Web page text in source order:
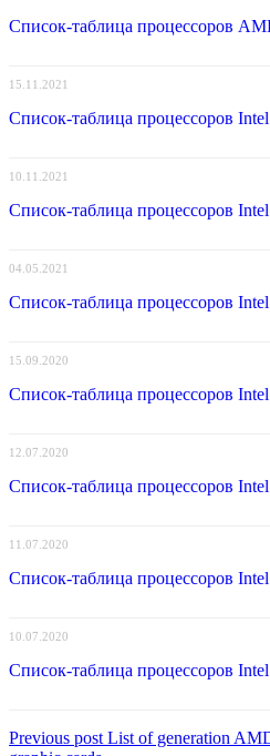
Список-таблица процессоров
15.11.2021
Список-таблица процессоров
10.11.2021
Список-таблица процессоров
04.05.2021
Список-таблица процессоров
15.09.2020
Список-таблица процессоров
12.07.2020
Список-таблица процессоров
11.07.2020
Список-таблица процессоров
10.07.2020
Список-таблица процессоров
Навигация
Previous post Previous
List of generation